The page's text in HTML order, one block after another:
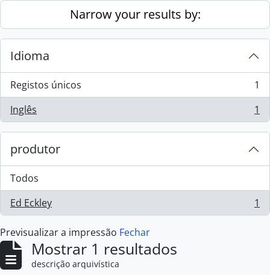
Skip to main contentNarrow your results by:
Idioma
Registos únicos
, 1 resultados
1
Inglês
, 1 resultados 1
produtor
Todos
Ed Eckley
, 1 resultados 1
Previsualizar a impressão Fechar
Mostrar 1 resultados
descrição arquivística